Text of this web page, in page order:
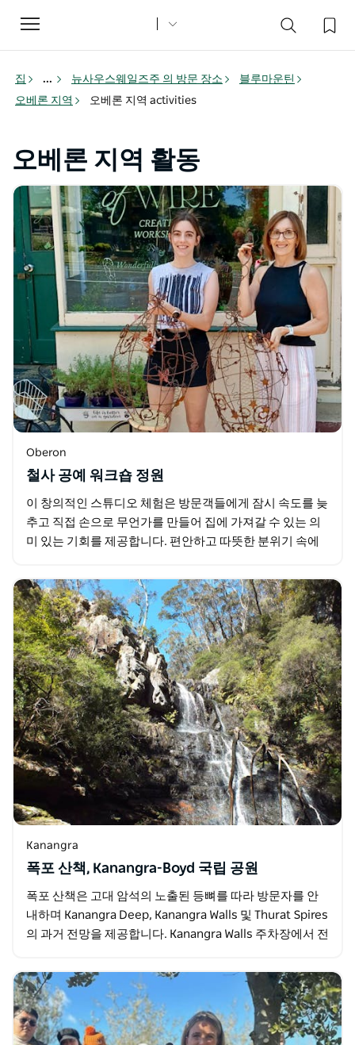
Toggle
navigation
집 ... 뉴사우스웨일즈주 의 방문 장소
블루마운틴
오베론 지역
오베론 지역 activities
오베론 지역 활동
Oberon
철사 공예 워크숍 정원
이 창의적인 스튜디오 체험은 방문객들에게 잠시 속도를 늦
추고 직접 손으로 무언가를 만들어 집에 가져갈 수 있는 의
미 있는 기회를 제공합니다. 편안하고 따뜻한 분위기 속에
Kanangra
폭포 산책, Kanangra-Boyd 국립 공원
폭포 산책은 고대 암석의 노출된 등뼈를 따라 방문자를 안
내하며 Kanangra Deep, Kanangra Walls 및 Thurat Spires
의 과거 전망을 제공합니다. Kanangra Walls 주차장에서 전